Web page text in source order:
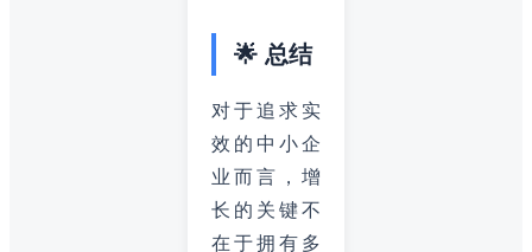
🌟 总结
对于追求实
效的中小企
业而言，增
长的关键不
在于拥有多